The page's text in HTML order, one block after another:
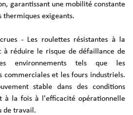
garantissant une mobilité constante
thermiques exigeants.
- Les roulettes résistantes à la
à réduire le risque de défaillance de
environnements tels que les
commerciales et les fours industriels.
stable dans des conditions
à la fois à l'efficacité opérationnelle
de travail.